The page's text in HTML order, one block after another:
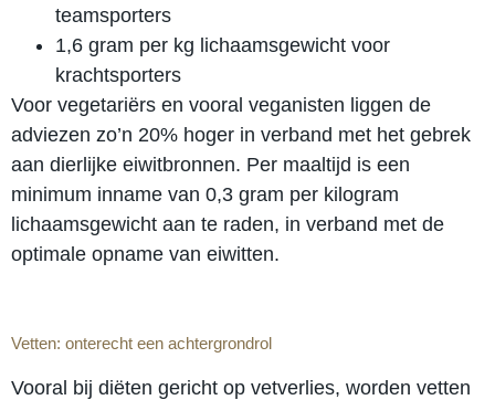
teamsporters
1,6 gram per kg lichaamsgewicht voor
krachtsporters
Voor vegetariërs en vooral veganisten liggen de
adviezen zo’n 20% hoger in verband met het gebrek
aan dierlijke eiwitbronnen. Per maaltijd is een
minimum inname van 0,3 gram per kilogram
lichaamsgewicht aan te raden, in verband met de
optimale opname van eiwitten.
Vetten: onterecht een achtergrondrol
Vooral bij diëten gericht op vetverlies, worden vetten